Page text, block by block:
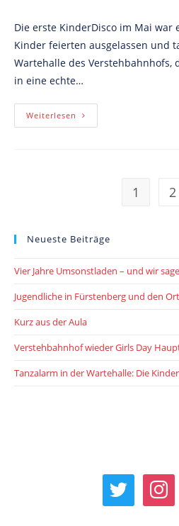
Die erste KinderDisco im Mai war
Kinder feierten ausgelassen und
Wartehalle des Verstehbahnhofs,
in eine echte…
Weiterlesen Zweite
KinderDisco
1 2
Neueste Beiträge
Vier Jahre Umsonstladen – und wir
Jugendliche in Fürstenberg und den
Kurz aus der Aula
Verstehbahnhof wieder Girls Day
Tanzalarm in der Wartehalle: Die
twitter